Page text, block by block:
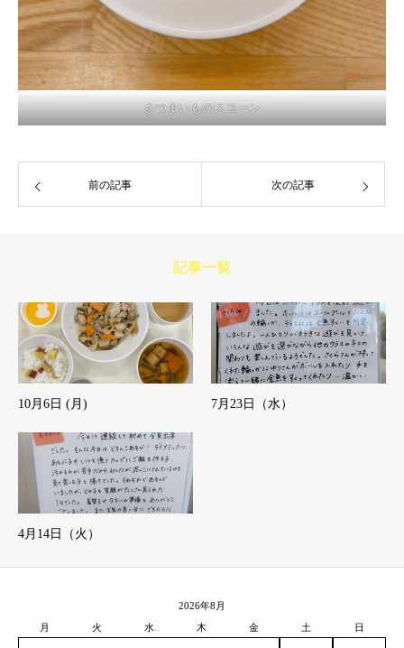
さつまいものスコーン
前の記事 次の記事
記事一覧
10月6日 (月) 7月23日（水）
4月14日（火）
2026年8月
月
火 水 木 金 土 日